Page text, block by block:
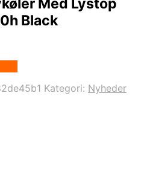
Med Lystop
Black
Kategori: Nyheder